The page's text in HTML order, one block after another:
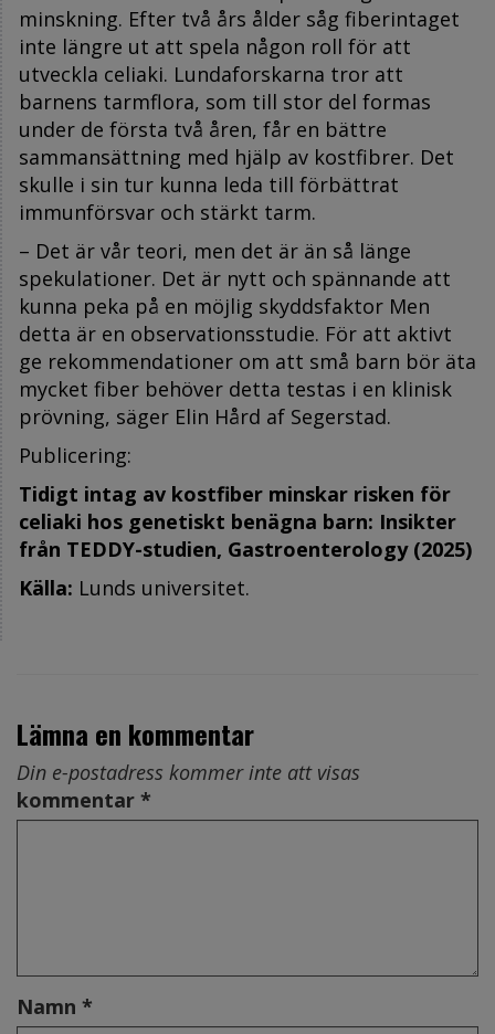
minskning. Efter två års ålder såg fiberintaget
inte längre ut att spela någon roll för att
utveckla celiaki. Lundaforskarna tror att
barnens tarmflora, som till stor del formas
under de första två åren, får en bättre
sammansättning med hjälp av kostfibrer. Det
skulle i sin tur kunna leda till förbättrat
immunförsvar och stärkt tarm.
– Det är vår teori, men det är än så länge
spekulationer. Det är nytt och spännande att
kunna peka på en möjlig skyddsfaktor Men
detta är en observationsstudie. För att aktivt
ge rekommendationer om att små barn bör äta
mycket fiber behöver detta testas i en klinisk
prövning, säger Elin Hård af Segerstad.
Publicering:
Tidigt intag av kostfiber minskar risken för
celiaki hos genetiskt benägna barn: Insikter
från TEDDY-studien, Gastroenterology (2025)
Källa: Lunds universitet.
Lämna en kommentar
Din e-postadress kommer inte att visas
kommentar *
Namn *